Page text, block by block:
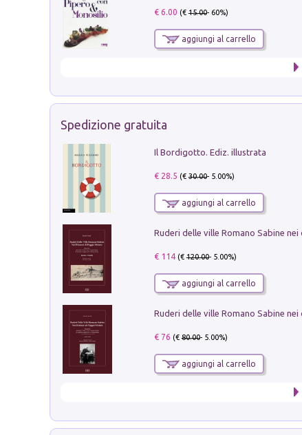
€ 6.00 (€15.00- 60%)
aggiungi al carrello
Spedizione gratuita
Il Bordigotto. Ediz. illustrata
€ 28.5 (€30.00- 5.00%)
aggiungi al carrello
€ 114(€120.00- 5.00%)
aggiungi al carrello
€ 76 (€80.00- 5.00%)
aggiungi al carrello